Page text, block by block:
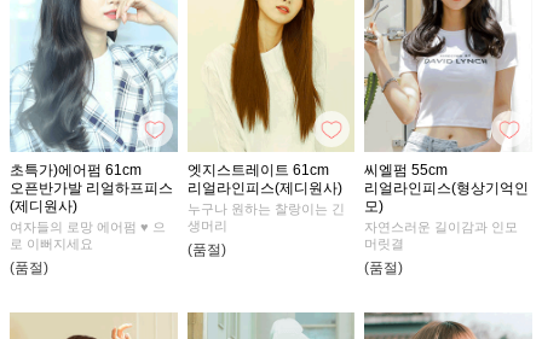
초특가)에어펌 61cm
오픈반가발 리얼하프피스
(제디원사)
여자들의 로망 에어펌 ♥ 으
로 이뻐지세요
(품절)
엣지스트레이트 61cm
리얼라인피스(제디원사)
누구나 원하는 찰랑이는 긴
생머리
(품절)
씨엘펌 55cm
리얼라인피스(형상기억인
모)
자연스러운 길이감과 인모
머릿결
(품절)